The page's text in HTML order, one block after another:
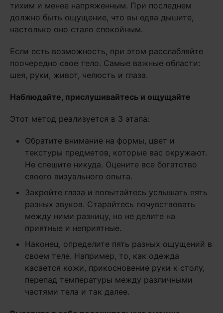
тихим и менее напряженным. При последнем
должно быть ощущение, что вы едва дышите,
настолько оно стало спокойным.
Если есть возможность, при этом расслабляйте
поочередно свое тело. Самые важные области:
шея, руки, живот, челюсть и глаза.
Наблюдайте, прислушивайтесь и ощущайте
Этот метод реализуется в 3 этапа:
Обратите внимание на формы, цвет и
текстуры предметов, которые вас окружают.
Не спешите никуда. Оцените все богатство
своего визуального опыта.
Закройте глаза и попытайтесь услышать пять
разных звуков. Старайтесь почувствовать
между ними разницу, но не делите на
приятные и неприятные.
Наконец, определите пять разных ощущений в
своем теле. Например, то, как одежда
касается кожи, прикосновение руки к столу,
перепад температуры между различными
частями тела и так далее.